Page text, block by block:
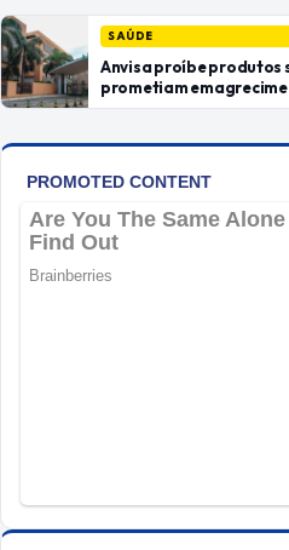
SAÚDE
Anvisa proíbe produtos
prometiam